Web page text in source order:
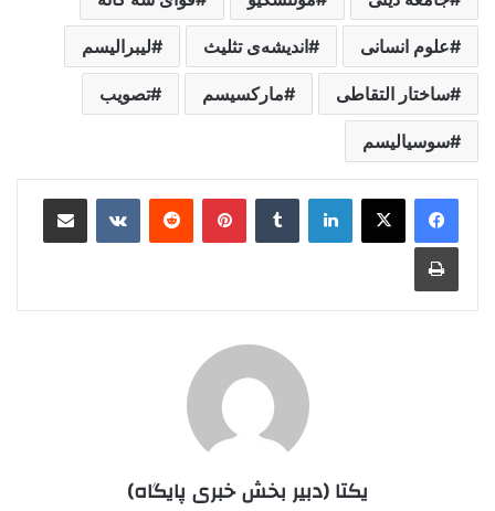
علوم انسانی اندیشه‌ی تثلیث لیبرالیسم
ساختار التقاطی مارکسیسم تصویب
سوسیالیسم
لینکدین ‫تامبلر ‫پین‌ترست‫رددیت ‫VKontakteاشتراک گذاری از طریق ایمیل
چاپ
یکتا (دبیر بخش خبری پایگاه)